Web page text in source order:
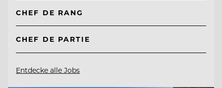
CHEF DE RANG
CHEF DE PARTIE
Entdecke alle Jobs